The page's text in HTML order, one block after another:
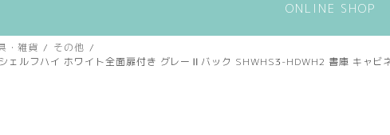
ONLINE SHOP
・雑貨
その他
ェルフハイ ホワイト全面扉付き グレーⅡバック SHWHS3-HDWH2 書庫 キャ